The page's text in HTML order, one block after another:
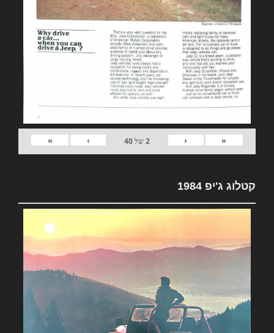
«
‹
2של40
›
»
קטלוג ג'יפ 1984